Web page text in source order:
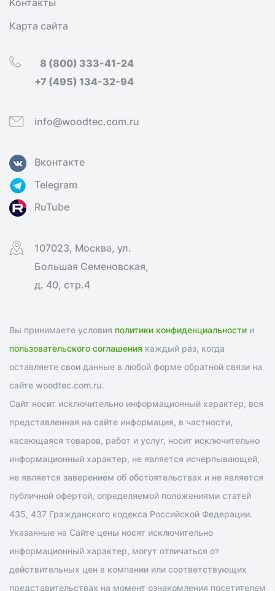
Карта сайта
8 (800) 333-41-24
+7 (495) 134-32-94
info@woodtec.com.ru
Вконтакте
Telegram
RuTube
107023, Москва, ул.
Большая Семеновская,
д. 40, стр.4
Вы принимаете условия политики конфиденциальности и
пользовательского соглашения каждый раз, когда
оставляете свои данные в любой форме обратной связи на
сайте woodtec.com.ru.
Сайт носит исключительно информационный характер, вся
представленная на сайте информация, в частности,
касающаяся товаров, работ и услуг, носит исключительно
информационный характер, не является исчерпывающей,
не является заверением об обстоятельствах и не является
публичной офертой, определяемой положениями статей
435, 437 Гражданского кодекса Российской Федерации.
Указанные на Сайте цены носят исключительно
информационный характер, могут отличаться от
действительных цен в компании или соответствующих
представительствах на момент ознакомления посетителем